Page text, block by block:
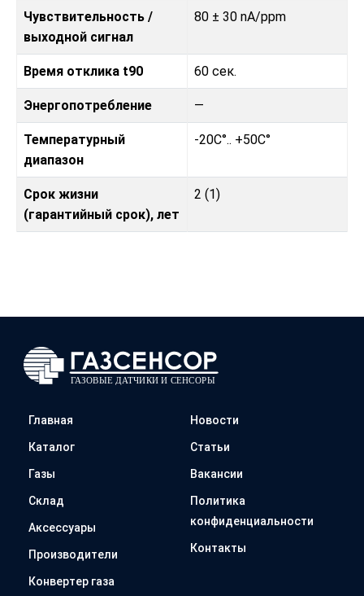
Чувствительность /
выходной сигнал
80 ± 30 nA/ppm
Время отклика t90 60 сек.
Энергопотребление —
Температурный
диапазон
-20C°.. +50C°
Срок жизни
(гарантийный срок), лет
2 (1)
Главная
Каталог
Газы
Склад
Аксессуары
Производители
Конвертер газа
Новости
Статьи
Вакансии
Политика
конфиденциальности
Контакты